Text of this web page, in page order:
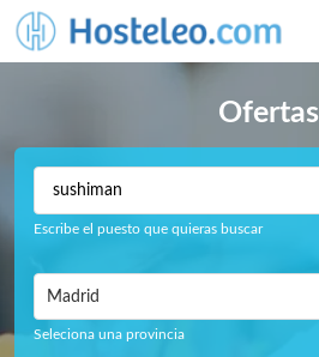
Ofertas
Escribe el puesto que quieras buscar
Madrid
Seleciona una provincia